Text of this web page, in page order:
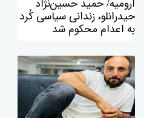
ارومیه/ حمید حسین‌نژاد
حیدرانلو، زندانی سیاسی کُرد
به اعدام محکوم شد